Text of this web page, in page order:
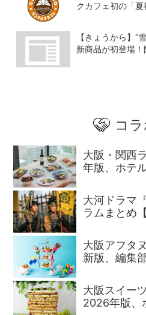
クカフェ初の「
【きょうから】“
新商品が初登場
コ
大阪・関西
年版、ホテ
大河ドラマ
ラムまとめ
大阪アフタ
新版、編集
大阪スイー
2026年版、